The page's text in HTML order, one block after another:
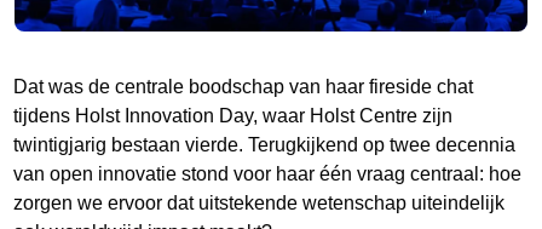
Dat was de centrale boodschap van haar fireside chat
tijdens Holst Innovation Day, waar Holst Centre zijn
twintigjarig bestaan vierde. Terugkijkend op twee decennia
van open innovatie stond voor haar één vraag centraal: hoe
zorgen we ervoor dat uitstekende wetenschap uiteindelijk